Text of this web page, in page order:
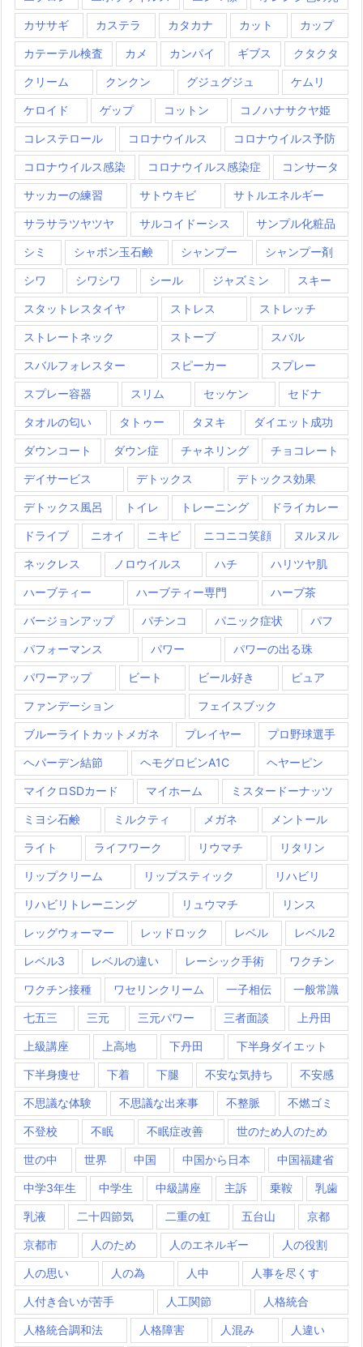
カササギ カステラ カタカナ カット カップ
カテーテル検査 カメ カンパイ ギブス クタクタ
クリーム クンクン グジュグジュ ケムリ
ケロイド ゲップ コットン コノハナサクヤ姫
コレステロール コロナウイルス コロナウイルス予防
コロナウイルス感染 コロナウイルス感染症 コンサータ
サッカーの練習 サトウキビ サトルエネルギー
サラサラツヤツヤ サルコイドーシス サンプル化粧品
シミ シャボン玉石鹸 シャンプー シャンプー剤
シワ シワシワ シール ジャズミン スキー
スタットレスタイヤ ストレス ストレッチ
ストレートネック ストーブ スバル
スバルフォレスター スピーカー スプレー
スプレー容器 スリム セッケン セドナ
タオルの匂い タトゥー タヌキ ダイエット成功
ダウンコート ダウン症 チャネリング チョコレート
デイサービス デトックス デトックス効果
デトックス風呂 トイレ トレーニング ドライカレー
ドライブ ニオイ ニキビ ニコニコ笑顔 ヌルヌル
ネックレス ノロウイルス ハチ ハリツヤ肌
ハーブティー ハーブティー専門 ハーブ茶
バージョンアップ パチンコ パニック症状 パフ
パフォーマンス パワー パワーの出る珠
パワーアップ ビート ビール好き ピュア
ファンデーション フェイスブック
ブルーライトカットメガネ プレイヤー プロ野球選手
ヘパーデン結節 ヘモグロビンA1C ヘヤーピン
マイクロSDカード マイホーム ミスタードーナッツ
ミヨシ石鹸 ミルクティ メガネ メントール
ライト ライフワーク リウマチ リタリン
リップクリーム リップスティック リハビリ
リハビリトレーニング リュウマチ リンス
レッグウォーマー レッドロック レベル レベル2
レベル3 レベルの違い レーシック手術 ワクチン
ワクチン接種 ワセリンクリーム 一子相伝 一般常識
七五三 三元 三元パワー 三者面談 上丹田
上級講座 上高地 下丹田 下半身ダイエット
下半身痩せ 下着 下腿 不安な気持ち 不安感
不思議な体験 不思議な出来事 不整脈 不燃ゴミ
不登校 不眠 不眠症改善 世のため人のため
世の中 世界 中国 中国から日本 中国福建省
中学3年生 中学生 中級講座 主訴 乗鞍 乳歯
乳液 二十四節気 二重の虹 五台山 京都
京都市 人のため 人のエネルギー 人の役割
人の思い 人の為 人中 人事を尽くす
人付き合いが苦手 人工関節 人格統合
人格統合調和法 人格障害 人混み 人違い